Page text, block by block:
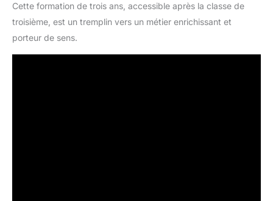
Cette formation de trois ans, accessible après la classe de
troisième, est un tremplin vers un métier enrichissant et
porteur de sens.